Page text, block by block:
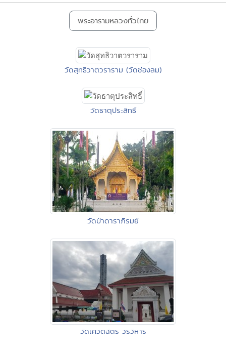
พระอารามหลวงทั่วไทย
วัดสุทธิวาตวราราม (วัดช่องลม)
วัดธาตุประสิทธิ์
วัดป่าดาราภิรมย์
วัดเศวตฉัตร วรวิหาร